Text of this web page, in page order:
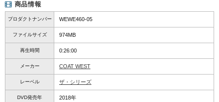
商品情報
プロダクトナンバー WEWE460-05
ファイルサイズ 974MB
再生時間 0:26:00
メーカー COAT WEST
レーベル ザ・シリーズ
DVD発売年 2018年